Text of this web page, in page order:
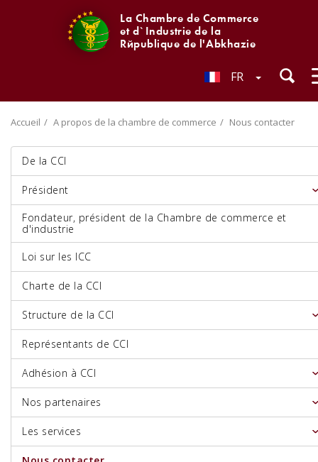
La Chambre de Commerce
et d`Industrie de la
République de l'Abkhazie
FR
Accueil A propos de la chambre de commerce Nous contacter
De la CCI
Président
Fondateur, président de la Chambre de commerce et
d'industrie
Loi sur les ICC
Charte de la CCI
Structure de la CCI
Représentants de CCI
Adhésion à CCI
Nos partenaires
Les services